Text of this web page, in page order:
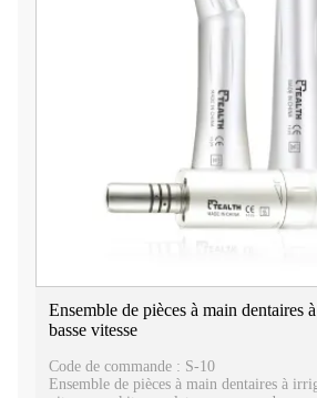
Ensemble de pièces à main dentaires
basse vitesse
Code de commande : S-10
Ensemble de pièces à main dentaires à